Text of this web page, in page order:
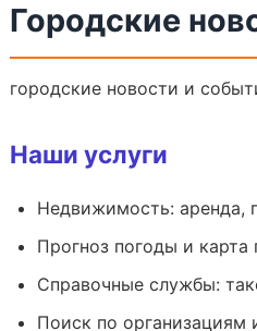
Городские
городские новости и
Наши услуги
Недвижимость: аренда,
Прогноз погоды и карта
Справочные службы:
Поиск по организациям